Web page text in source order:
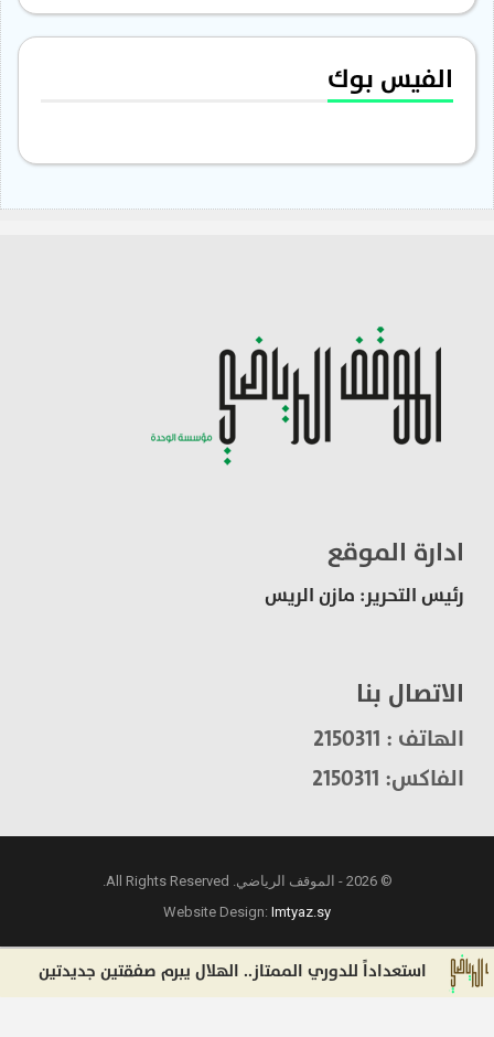
الفيس بوك
ادارة الموقع
رئيس التحرير: مازن الريس
الاتصال بنا
الهاتف : 2150311
الفاكس: 2150311
© 2026 - الموقف الرياضي. All Rights Reserved.
Website Design:Imtyaz.sy
استعداداً للدوري الممتاز.. الهلال يبرم صفقتين جديدتين